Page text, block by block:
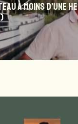
à moins d’une